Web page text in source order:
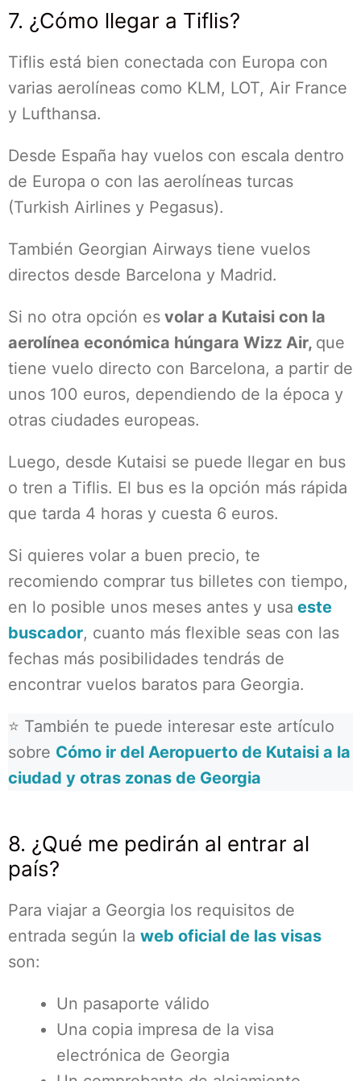
7. ¿Cómo llegar a Tiflis?
Tiflis está bien conectada con Europa con
varias aerolíneas como KLM, LOT, Air France
y Lufthansa.
Desde España hay vuelos con escala dentro
de Europa o con las aerolíneas turcas
(Turkish Airlines y Pegasus).
También Georgian Airways tiene vuelos
directos desde Barcelona y Madrid.
Si no otra opción es volar a Kutaisi con la
aerolínea económica húngara Wizz Air, que
tiene vuelo directo con Barcelona, a partir de
unos 100 euros, dependiendo de la época y
otras ciudades europeas.
Luego, desde Kutaisi se puede llegar en bus
o tren a Tiflis. El bus es la opción más rápida
que tarda 4 horas y cuesta 6 euros.
Si quieres volar a buen precio, te
recomiendo comprar tus billetes con tiempo,
en lo posible unos meses antes y usa este
buscador, cuanto más flexible seas con las
fechas más posibilidades tendrás de
encontrar vuelos baratos para Georgia.
⭐ También te puede interesar este artículo
sobre Cómo ir del Aeropuerto de Kutaisi a la
ciudad y otras zonas de Georgia
8. ¿Qué me pedirán al entrar al
país?
Para viajar a Georgia los requisitos de
entrada según la web oficial de las visas
son:
Un pasaporte válido
Una copia impresa de la visa
electrónica de Georgia